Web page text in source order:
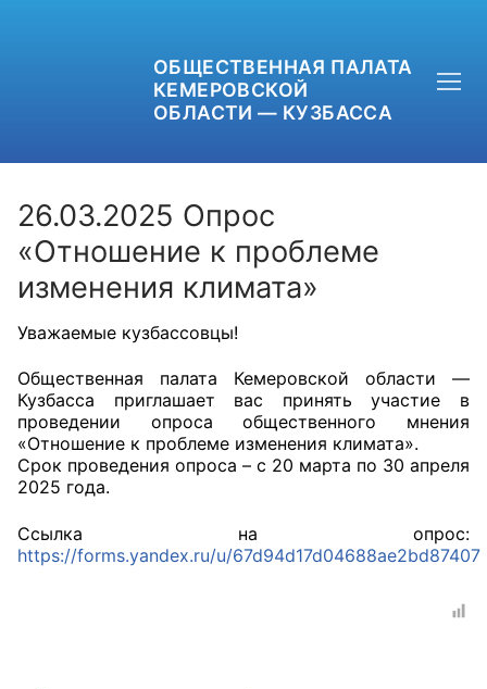
ОБЩЕСТВЕННАЯ ПАЛАТА
КЕМЕРОВСКОЙ
ОБЛАСТИ — КУЗБАССА
+7 (3842) 58-82-40
OPKO42@BK.RU
ОБРАТНАЯ СВЯЗЬ
Главная
26.03.2025 Опрос
«Отношение к проблеме
изменения климата»
Уважаемые кузбассовцы!
Общественная палата Кемеровской области —
Кузбасса приглашает вас принять участие в
проведении опроса общественного мнения
«Отношение к проблеме изменения климата».
Срок проведения опроса – с 20 марта по 30 апреля
2025 года.
Ссылка на опрос:
https://forms.yandex.ru/u/67d94d17d04688ae2bd87407